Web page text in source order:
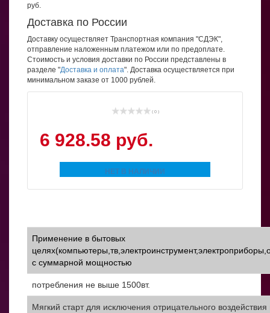
руб.
Доставка по России
Доставку осуществляет Транспортная компания "СДЭК",
отправление наложенным платежом или по предоплате.
Стоимость и условия доставки по России представлены в
разделе "Доставка и оплата". Доставка осуществляется при
минимальном заказе от 1000 рублей.
( 0 )
6 928.58 руб.
НЕТ В НАЛИЧИИ
Применение в бытовых
с суммарной мощностью
потребления не выше 1500вт.
Мягкий старт для исключения отрицательного воздействия